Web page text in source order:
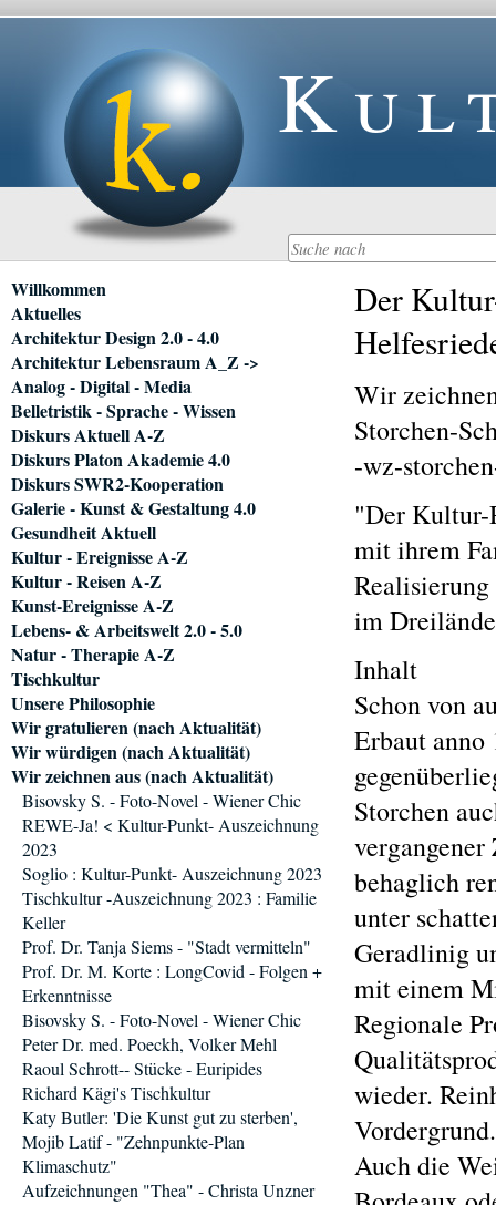
Der
Wir
Storchen-
-wz-
"Der Kultur-
mit ihrem
im
Inhalt
Schon von
Erbaut
Storchen
behaglich
unter
Geradlinig
mit einem
Regionale
wieder.
Vordergrund.
Auch die
Navigation
überspringen
Willkommen
Aktuelles
Architektur Design 2.0 - 4.0
Architektur Lebensraum A_Z ->
Analog - Digital - Media
Belletristik - Sprache - Wissen
Diskurs Aktuell A-Z
Diskurs Platon Akademie 4.0
Diskurs SWR2-Kooperation
Galerie - Kunst & Gestaltung 4.0
Gesundheit Aktuell
Kultur - Ereignisse A-Z
Kultur - Reisen A-Z
Kunst-Ereignisse A-Z
Lebens- & Arbeitswelt 2.0 - 5.0
Natur - Therapie A-Z
Tischkultur
Unsere Philosophie
Wir gratulieren (nach Aktualität)
Wir würdigen (nach Aktualität)
Wir zeichnen aus (nach Aktualität)
Bisovsky S. - Foto-Novel - Wiener Chic
REWE-Ja! < Kultur-Punkt- Auszeichnung
2023
Soglio : Kultur-Punkt- Auszeichnung 2023
Tischkultur -Auszeichnung 2023 : Familie
Keller
Prof. Dr. Tanja Siems - "Stadt vermitteln"
Prof. Dr. M. Korte : LongCovid - Folgen +
Erkenntnisse
Bisovsky S. - Foto-Novel - Wiener Chic
Peter Dr. med. Poeckh, Volker Mehl
Raoul Schrott-- Stücke - Euripides
Richard Kägi's Tischkultur
Katy Butler: 'Die Kunst gut zu sterben',
Mojib Latif - "Zehnpunkte-Plan
Klimaschutz"
Aufzeichnungen "Thea" - Christa Unzner